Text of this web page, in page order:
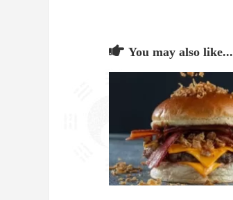
You may also like...